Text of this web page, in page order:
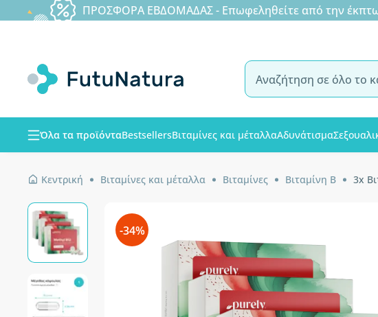
ΠΡΟΣΦΟΡΑ ΕΒΔΟΜΑΔΑΣ - Επωφεληθείτε από την
Όλα τα προϊόνταBestsellersΒιταμίνες και μέταλλαΑδυνάτισμα
Κεντρική Βιταμίνες και μέταλλα Βιταμίνες Βιταμίνη B 3x
-34%